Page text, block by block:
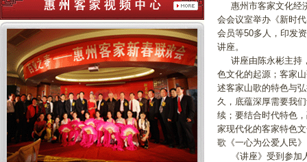
惠州市客家文化经
会会议室举办《新时
会员等50多人，印发
讲座。
讲座由陈永彬主持
色文化的起源；客家
述客家山歌的特色与
久，底蕴深厚需要我
续；要结合时代特色
家现代化的客家特色
歌《一心为公爱人民
《讲座》受到参加